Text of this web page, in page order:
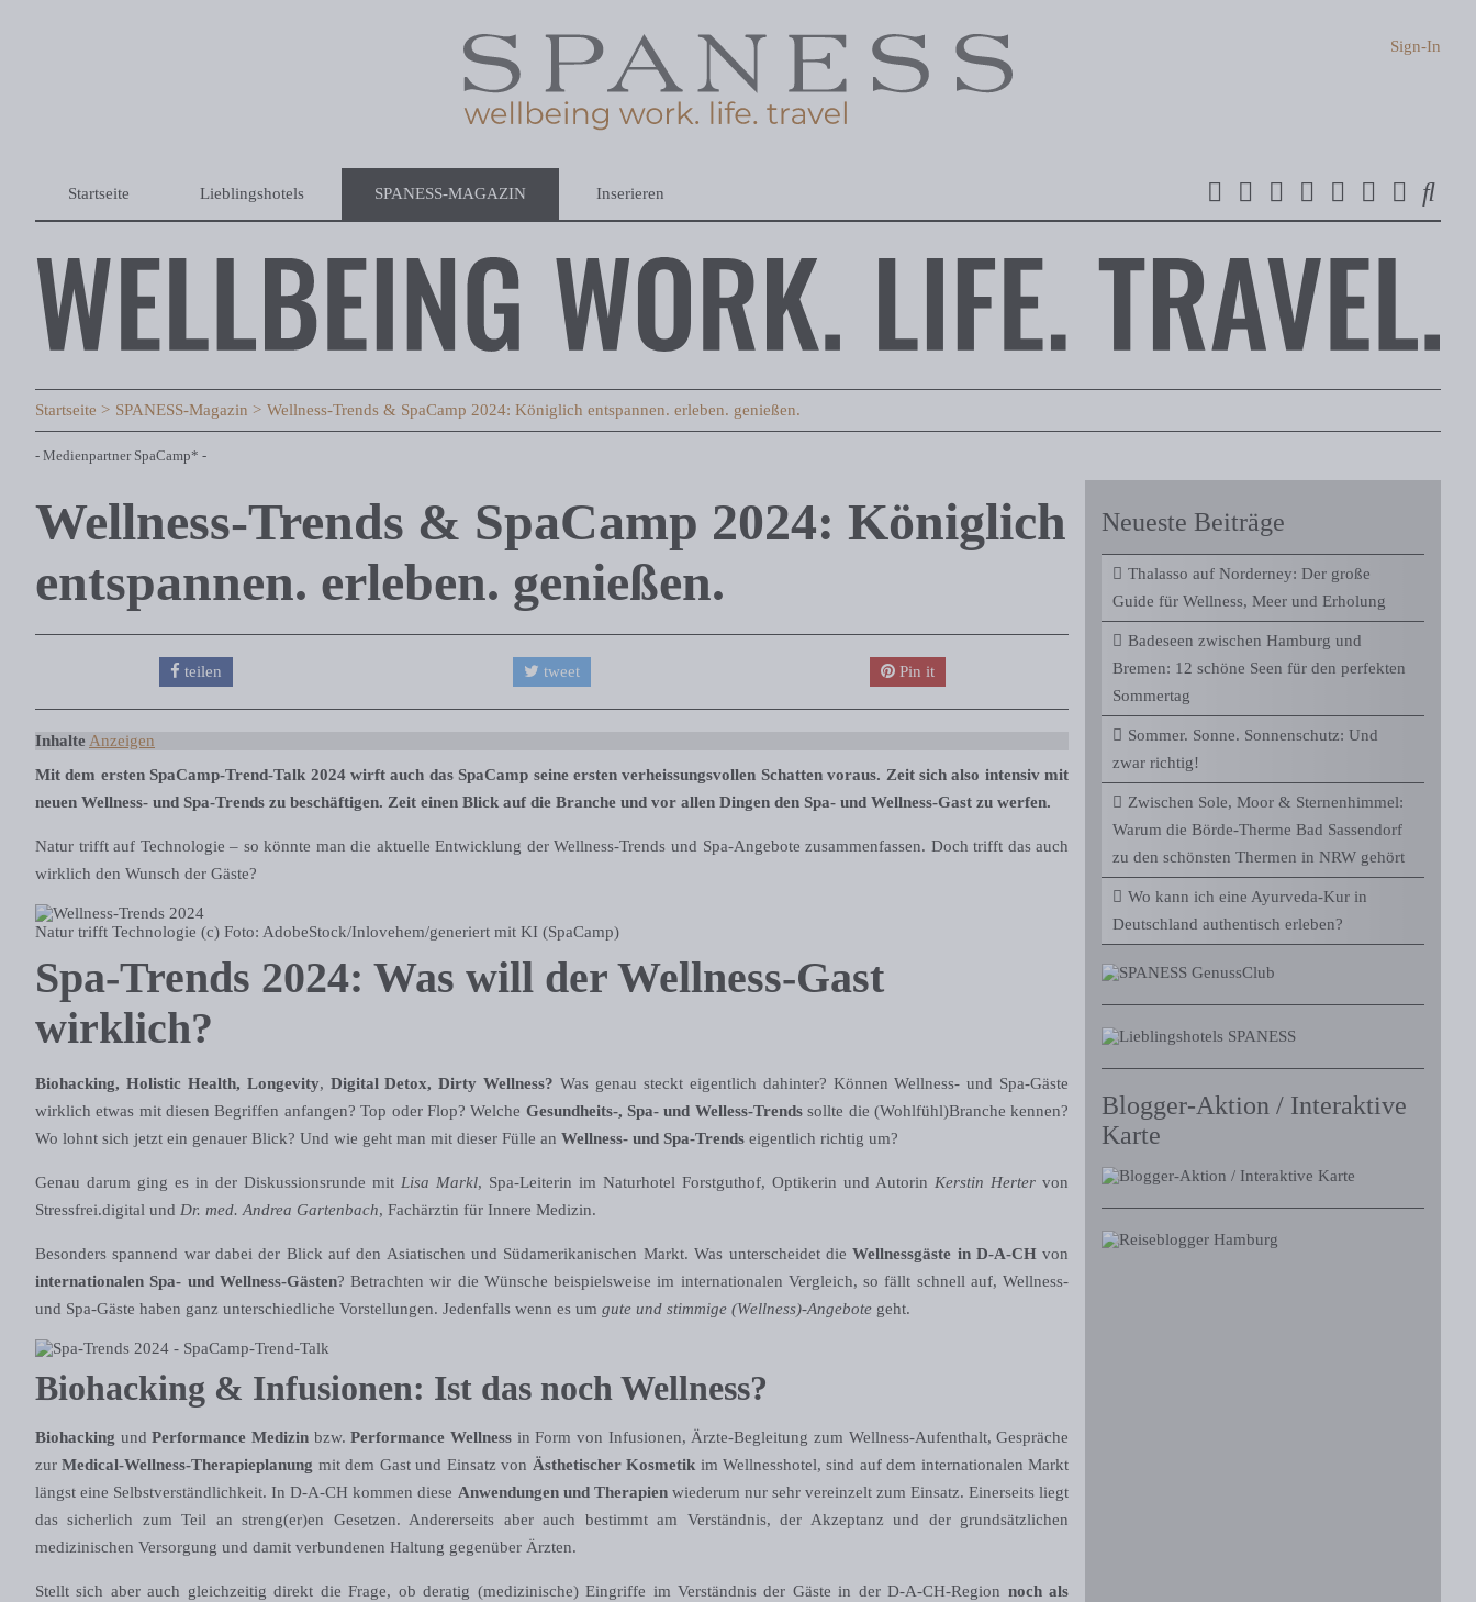
Startseite Lieblingshotels SPANESS-MAGAZIN Inserieren
Sign-In
Startseite SPANESS-Magazin Wellness-Trends & SpaCamp 2024: Königlich entspannen. erleben. genießen.
- Medienpartner SpaCamp* -
Wellness-Trends & SpaCamp 2024: Königlich
entspannen. erleben. genießen.
teilen tweet Pin it
Inhalte Anzeigen
Mit dem ersten SpaCamp-Trend-Talk 2024 wirft auch das SpaCamp seine ersten verheissungsvollen Schatten voraus. Zeit sich also intensiv mit
neuen Wellness- und Spa-Trends zu beschäftigen. Zeit einen Blick auf die Branche und vor allen Dingen den Spa- und Wellness-Gast zu werfen.
Natur trifft auf Technologie – so könnte man die aktuelle Entwicklung der Wellness-Trends und Spa-Angebote zusammenfassen. Doch trifft das auch
wirklich den Wunsch der Gäste?
Natur trifft Technologie (c) Foto: AdobeStock/Inlovehem/generiert mit KI (SpaCamp)
Spa-Trends 2024: Was will der Wellness-Gast
wirklich?
Biohacking, Holistic Health, Longevity, Digital Detox, Dirty Wellness?Was genau steckt eigentlich dahinter? Können Wellness- und Spa-Gäste
wirklich etwas mit diesen Begriffen anfangen? Top oder Flop? Welche Gesundheits-, Spa- und Welless-Trendssollte die (Wohlfühl)Branche kennen?
Wo lohnt sich jetzt ein genauer Blick? Und wie geht man mit dieser Fülle an Wellness- und Spa-Trends eigentlich richtig um?
Genau darum ging es in der Diskussionsrunde mit Lisa Markl, Spa-Leiterin im Naturhotel Forstguthof, Optikerin und Autorin Kerstin Herter von
Stressfrei.digital und Dr. med. Andrea Gartenbach, Fachärztin für Innere Medizin.
Besonders spannend war dabei der Blick auf den Asiatischen und Südamerikanischen Markt. Was unterscheidet dieWellnessgäste in D-A-CHvon
internationalen Spa- und Wellness-Gästen? Betrachten wir die Wünsche beispielsweise im internationalen Vergleich, so fällt schnell auf, Wellness-
und Spa-Gäste haben ganz unterschiedliche Vorstellungen. Jedenfalls wenn es um gute und stimmige (Wellness)-Angebote geht.
Biohacking & Infusionen: Ist das noch Wellness?
Biohacking undPerformance Medizin bzw.Performance Wellness in Form von Infusionen, Ärzte-Begleitung zum Wellness-Aufenthalt, Gespräche
zurMedical-Wellness-Therapieplanung mit dem Gast und Einsatz von Ästhetischer Kosmetik im Wellnesshotel, sind auf dem internationalen Markt
längst eine Selbstverständlichkeit. In D-A-CH kommen diese Anwendungen und Therapienwiederum nur sehr vereinzelt zum Einsatz. Einerseits liegt
das sicherlich zum Teil an streng(er)en Gesetzen. Andererseits aber auch bestimmt am Verständnis, der Akzeptanz und der grundsätzlichen
medizinischen Versorgung und damit verbundenen Haltung gegenüber Ärzten.
Stellt sich aber auch gleichzeitig direkt die Frage, ob deratig (medizinische) Eingriffe im Verständnis der Gäste in der D-A-CH-Region noch als
Neueste Beiträge
Thalasso auf Norderney: Der große
Guide für Wellness, Meer und Erholung
Badeseen zwischen Hamburg und
Bremen: 12 schöne Seen für den perfekten
Sommertag
Sommer. Sonne. Sonnenschutz: Und
zwar richtig!
Zwischen Sole, Moor & Sternenhimmel:
Warum die Börde-Therme Bad Sassendorf
zu den schönsten Thermen in NRW gehört
Wo kann ich eine Ayurveda-Kur in
Deutschland authentisch erleben?
Blogger-Aktion / Interaktive
Karte